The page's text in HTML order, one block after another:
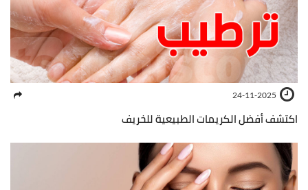
24-11-2025
اكتشف أفضل الكريمات الطبيعية للخريف